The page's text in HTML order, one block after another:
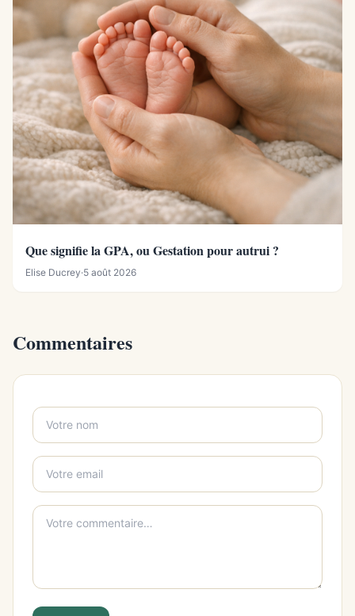
Que signifie la GPA, ou Gestation pour autrui ?
Elise Ducrey·5 août 2026
Commentaires